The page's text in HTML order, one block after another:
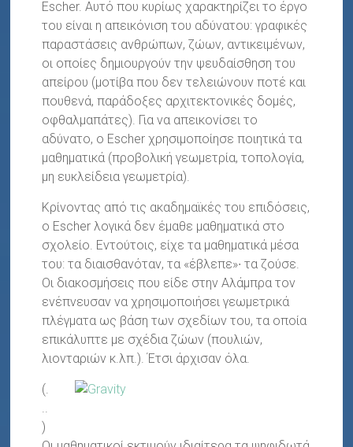
Escher. Αυτό που κυρίως χαρακτηρίζει το έργο
του είναι η απεικόνιση του αδύνατου: γραφικές
παραστάσεις ανθρώπων, ζώων, αντικειμένων,
οι οποίες δημιουργούν την ψευδαίσθηση του
απείρου (μοτίβα που δεν τελειώνουν ποτέ και
πουθενά, παράδοξες αρχιτεκτονικές δομές,
οφθαλμαπάτες). Για να απεικονίσει το
αδύνατο, ο Escher χρησιμοποίησε ποιητικά τα
μαθηματικά (προβολική γεωμετρία, τοπολογία,
μη ευκλείδεια γεωμετρία).
Κρίνοντας από τις ακαδημαϊκές του επιδόσεις,
ο Escher λογικά δεν έμαθε μαθηματικά στο
σχολείο. Εντούτοις, είχε τα μαθηματικά μέσα
του: τα διαισθανόταν, τα «έβλεπε»∙ τα ζούσε.
Οι διακοσμήσεις που είδε στην Αλάμπρα τον
ενέπνευσαν να χρησιμοποιήσει γεωμετρικά
πλέγματα ως βάση των σχεδίων του, τα οποία
επικάλυπτε με σχέδια ζώων (πουλιών,
λιονταριών κ.λπ.). Έτσι άρχισαν όλα.
(.
..
)